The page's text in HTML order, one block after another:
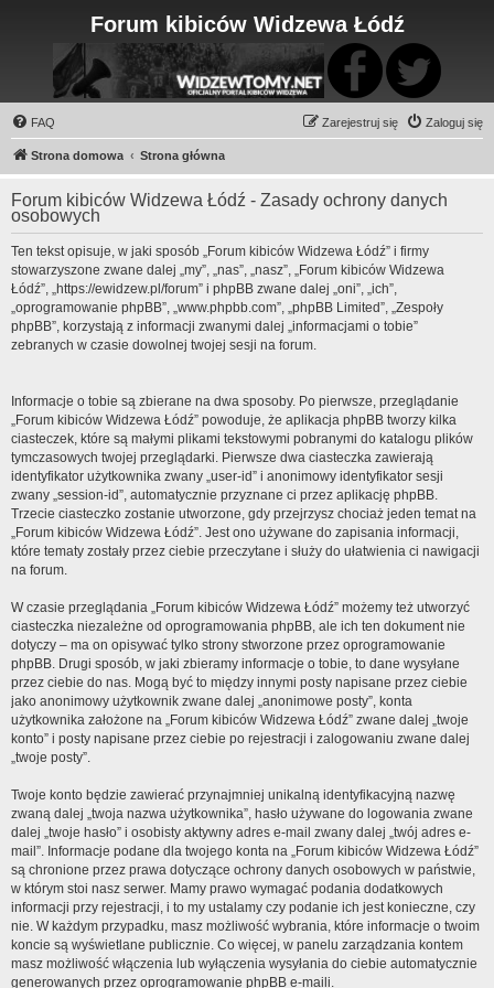
Forum kibiców Widzewa Łódź
FAQ Zaloguj się
Zarejestruj się
Strona domowa Strona główna
Forum kibiców Widzewa Łódź - Zasady ochrony danych
osobowych
Ten tekst opisuje, w jaki sposób „Forum kibiców Widzewa Łódź” i firmy
stowarzyszone zwane dalej „my”, „nas”, „nasz”, „Forum kibiców Widzewa
Łódź”, „https://ewidzew.pl/forum” i phpBB zwane dalej „oni”, „ich”,
„oprogramowanie phpBB”, „www.phpbb.com”, „phpBB Limited”, „Zespoły
phpBB”, korzystają z informacji zwanymi dalej „informacjami o tobie”
zebranych w czasie dowolnej twojej sesji na forum.
Informacje o tobie są zbierane na dwa sposoby. Po pierwsze, przeglądanie
„Forum kibiców Widzewa Łódź” powoduje, że aplikacja phpBB tworzy kilka
ciasteczek, które są małymi plikami tekstowymi pobranymi do katalogu plików
tymczasowych twojej przeglądarki. Pierwsze dwa ciasteczka zawierają
identyfikator użytkownika zwany „user-id” i anonimowy identyfikator sesji
zwany „session-id”, automatycznie przyznane ci przez aplikację phpBB.
Trzecie ciasteczko zostanie utworzone, gdy przejrzysz chociaż jeden temat na
„Forum kibiców Widzewa Łódź”. Jest ono używane do zapisania informacji,
które tematy zostały przez ciebie przeczytane i służy do ułatwienia ci nawigacji
na forum.
W czasie przeglądania „Forum kibiców Widzewa Łódź” możemy też utworzyć
ciasteczka niezależne od oprogramowania phpBB, ale ich ten dokument nie
dotyczy – ma on opisywać tylko strony stworzone przez oprogramowanie
phpBB. Drugi sposób, w jaki zbieramy informacje o tobie, to dane wysyłane
przez ciebie do nas. Mogą być to między innymi posty napisane przez ciebie
jako anonimowy użytkownik zwane dalej „anonimowe posty”, konta
użytkownika założone na „Forum kibiców Widzewa Łódź” zwane dalej „twoje
konto” i posty napisane przez ciebie po rejestracji i zalogowaniu zwane dalej
„twoje posty”.
Twoje konto będzie zawierać przynajmniej unikalną identyfikacyjną nazwę
zwaną dalej „twoja nazwa użytkownika”, hasło używane do logowania zwane
dalej „twoje hasło” i osobisty aktywny adres e-mail zwany dalej „twój adres e-
mail”. Informacje podane dla twojego konta na „Forum kibiców Widzewa Łódź”
są chronione przez prawa dotyczące ochrony danych osobowych w państwie,
w którym stoi nasz serwer. Mamy prawo wymagać podania dodatkowych
informacji przy rejestracji, i to my ustalamy czy podanie ich jest konieczne, czy
nie. W każdym przypadku, masz możliwość wybrania, które informacje o twoim
koncie są wyświetlane publicznie. Co więcej, w panelu zarządzania kontem
masz możliwość włączenia lub wyłączenia wysyłania do ciebie automatycznie
generowanych przez oprogramowanie phpBB e-maili.